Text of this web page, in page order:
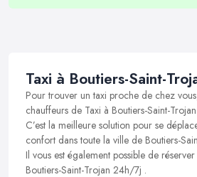
Taxi à Boutiers-Saint-
Pour trouver un taxi proche de chez
chauffeurs de Taxi à Boutiers-Saint-
C’est la meilleure solution pour se
confort dans toute la ville de Boutiers-
Il vous est également possible de
Boutiers-Saint-Trojan 24h/7j .